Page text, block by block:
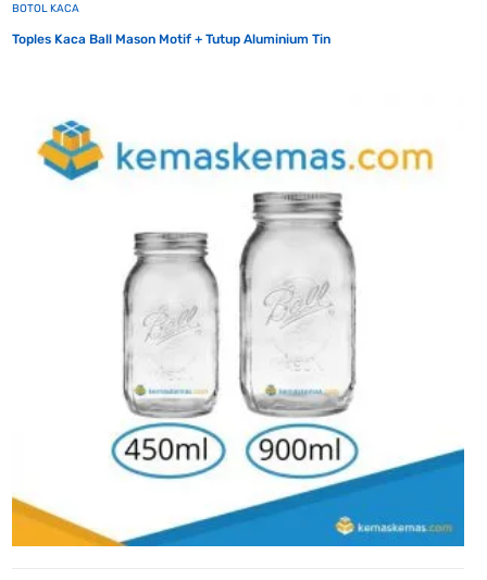
BOTOL KACA
Toples Kaca Ball Mason Motif + Tutup Aluminium Tin